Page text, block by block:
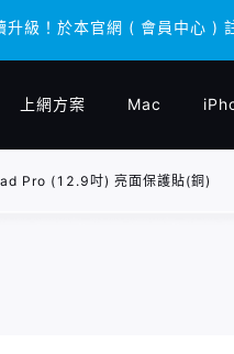
級！於本官網 ( 會員中心 )
級！於本官網 ( 會員中心 )
上網方案 Mac
Pro (12.9吋) 亮面保護貼(銅)